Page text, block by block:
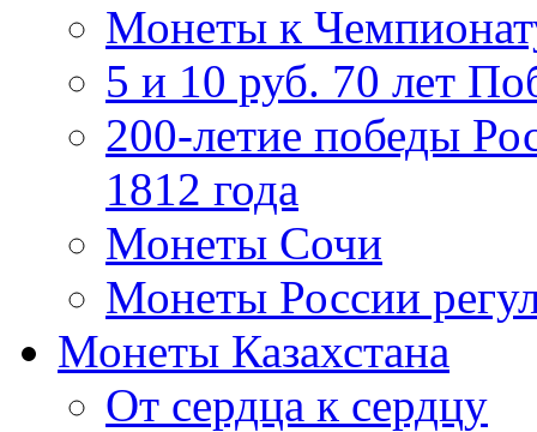
Монеты к
5 и 10 руб. 70 лет
200-летие победы
1812 года
Монеты Сочи
Монеты России
Монеты Казахстана
От сердца к сердцу